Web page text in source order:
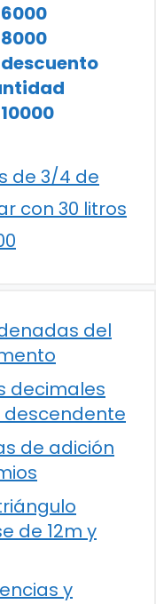
de 3/4 de
con 30 litros
del
decimales
de adición
de 12m y
y